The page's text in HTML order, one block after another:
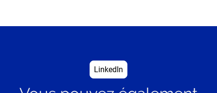
LinkedIn